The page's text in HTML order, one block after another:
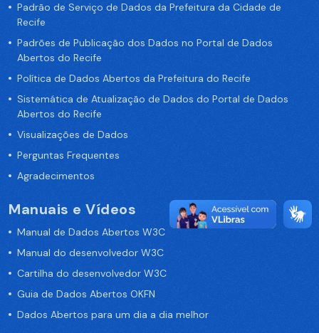
Padrão de Serviço de Dados da Prefeitura da Cidade de
Recife
Padrões de Publicação dos Dados no Portal de Dados
Abertos do Recife
Política de Dados Abertos da Prefeitura do Recife
Sistemática de Atualização de Dados do Portal de Dados
Abertos do Recife
Visualizações de Dados
Perguntas Frequentes
Agradecimentos
Manuais e Vídeos
Manual de Dados Abertos W3C
Manual do desenvolvedor W3C
Cartilha do desenvolvedor W3C
Guia de Dados Abertos OKFN
Dados Abertos para um dia a dia melhor